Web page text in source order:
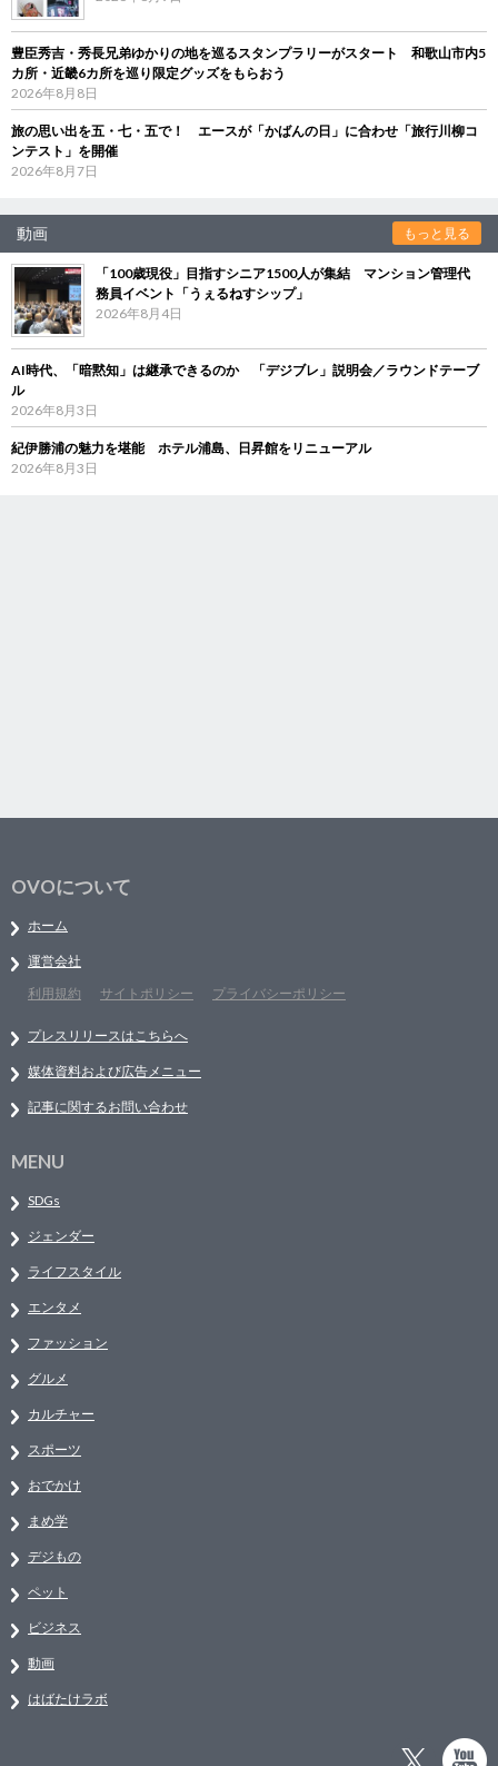
豊臣秀吉・秀長兄弟ゆかりの地を巡るスタンプラリーがスタート 和歌山市内5
カ所・近畿6カ所を巡り限定グッズをもらおう
2026年8月8日
旅の思い出を五・七・五で！ エースが「かばんの日」に合わせ「旅行川柳コ
ンテスト」を開催
2026年8月7日
動画 もっと見る
「100歳現役」目指すシニア1500人が集結 マンション管理代
務員イベント「うぇるねすシップ」
2026年8月4日
AI時代、「暗黙知」は継承できるのか 「デジブレ」説明会／ラウンドテーブ
ル
2026年8月3日
紀伊勝浦の魅力を堪能 ホテル浦島、日昇館をリニューアル
2026年8月3日
OVOについて
ホーム
運営会社
利用規約
サイトポリシー プライバシーポリシー
プレスリリースはこちらへ
媒体資料および広告メニュー
記事に関するお問い合わせ
MENU
SDGs
ジェンダー
ライフスタイル
エンタメ
ファッション
グルメ
カルチャー
スポーツ
おでかけ
まめ学
デジもの
ペット
ビジネス
動画
はばたけラボ